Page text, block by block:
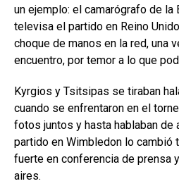
un ejemplo: el camarógrafo de la
televisa el partido en Reino
choque de manos en la red, una
encuentro, por temor a lo que
Kyrgios y Tsitsipas se tiraban
cuando se enfrentaron en el
fotos juntos y hasta hablaban de
partido en Wimbledon lo cambió
fuerte en conferencia de prensa
aires.